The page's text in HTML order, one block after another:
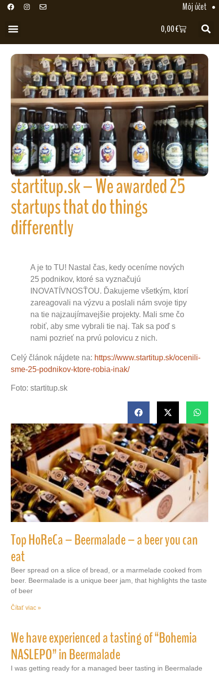
Môj účet
0,00€
startitup.sk – We awarded 25
startups that do things
differently
A je to TU! Nastal čas, kedy oceníme nových
25 podnikov, ktoré sa vyznačujú
INOVATÍVNOSŤOU. Ďakujeme všetkým, ktorí
zareagovali na výzvu a poslali nám svoje tipy
na tie najzaujímavejšie projekty. Mali sme čo
robiť, aby sme vybrali tie naj. Tak sa poď s
nami pozrieť na prvú polovicu z nich.
Celý článok nájdete na: https://www.startitup.sk/ocenili-
sme-25-podnikov-ktore-robia-inak/
Foto: startitup.sk
Top HoReCa – Beermalade – a beer you can
eat
Beer spread on a slice of bread, or a marmelade cooked from
beer. Beermalade is a unique beer jam, that highlights the taste
of beer
Čítať viac »
We have experienced a tasting of “Bohemia
NASLEPO” in Beermalade
I was getting ready for a managed beer tasting in Beermalade